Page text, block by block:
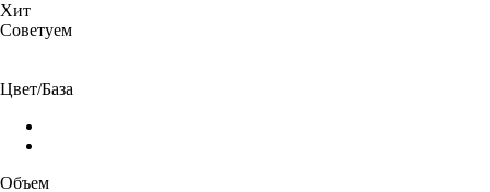
Хит
Советуем
Цвет/База
Объем